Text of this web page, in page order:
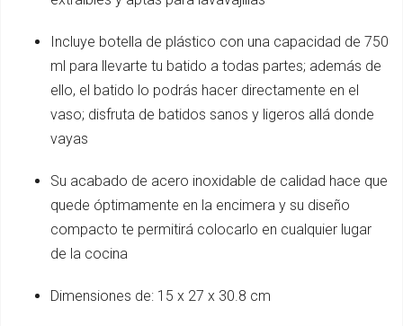
Incluye botella de plástico con una capacidad de 750
ml para llevarte tu batido a todas partes; además de
ello, el batido lo podrás hacer directamente en el
vaso; disfruta de batidos sanos y ligeros allá donde
vayas
Su acabado de acero inoxidable de calidad hace que
quede óptimamente en la encimera y su diseño
compacto te permitirá colocarlo en cualquier lugar
de la cocina
Dimensiones de: 15 x 27 x 30.8 cm